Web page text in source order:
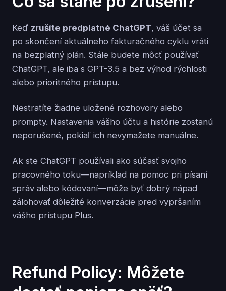
Keď zrušíte predplatné ChatGPT, váš účet sa
po skončení aktuálneho fakturačného cyklu vráti
na bezplatný plán. Stále budete môcť používať
ChatGPT, ale iba s GPT-3.5 a bez výhod rýchlosti
alebo prioritného prístupu.
Nestratíte žiadne uložené rozhovory alebo
prompty. Nastavenia vášho účtu a histórie zostanú
neporušené, pokiaľ ich nevymažete manuálne.
Ak ste ChatGPT používali ako súčasť svojho
pracovného toku—napríklad na pomoc pri písaní
správ alebo kódovaní—môže byť dobrý nápad
zálohovať dôležité konverzácie pred vypršaním
vášho prístupu Plus.
Refund Policy: Môžete